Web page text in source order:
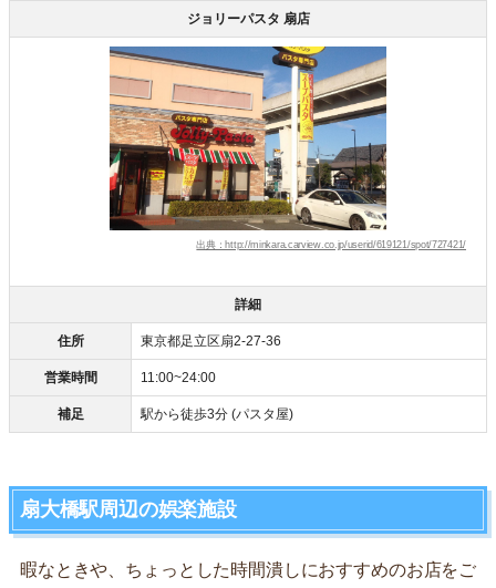
ジョリーパスタ 扇店
出典：http://minkara.carview.co.jp/userid/619121/spot/727421/
詳細
住所 東京都足立区扇2-27-36
営業時間 11:00~24:00
補足 駅から徒歩3分 (パスタ屋)
扇大橋駅周辺の娯楽施設
暇なときや、ちょっとした時間潰しにおすすめのお店をご